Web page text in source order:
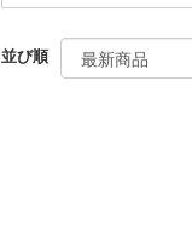
並び順